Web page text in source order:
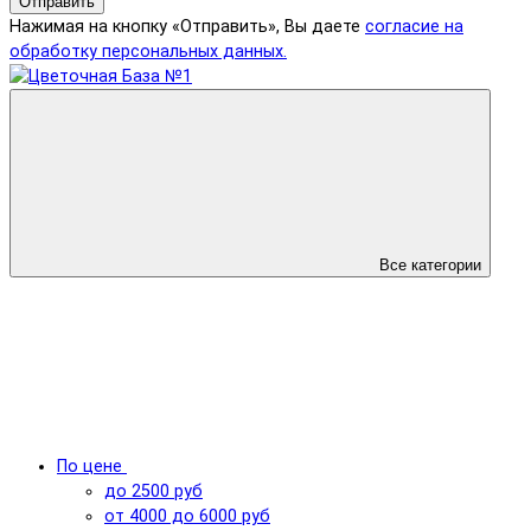
Нажимая на кнопку «Отправить», Вы даете согласие на
обработку персональных данных.
Все категории
По цене
до 2500 руб
от 4000 до 6000 руб